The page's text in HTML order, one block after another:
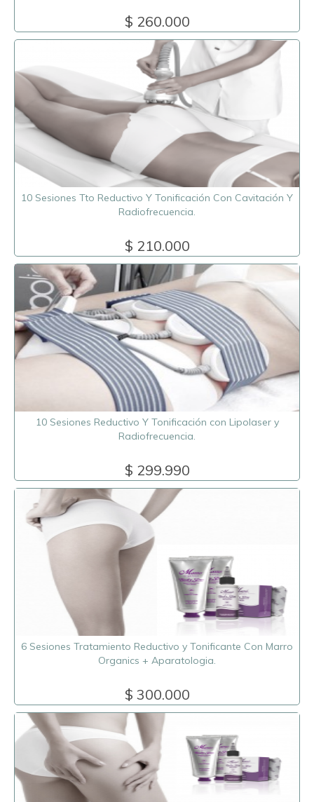
$ 260.000
10 Sesiones Tto Reductivo Y Tonificación Con Cavitación Y
Radiofrecuencia.
$ 210.000
10 Sesiones Reductivo Y Tonificación con Lipolaser y
Radiofrecuencia.
$ 299.990
6 Sesiones Tratamiento Reductivo y Tonificante Con Marro
Organics + Aparatologia.
$ 300.000